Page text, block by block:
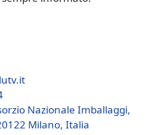
Nazionale Imballaggi,
Milano, Italia